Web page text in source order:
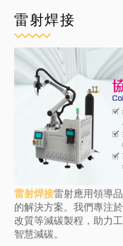
雷射焊接
雷射焊接雷射應用領導
的解決方案。我們專注
改質等減碳製程，助力
智慧減碳。